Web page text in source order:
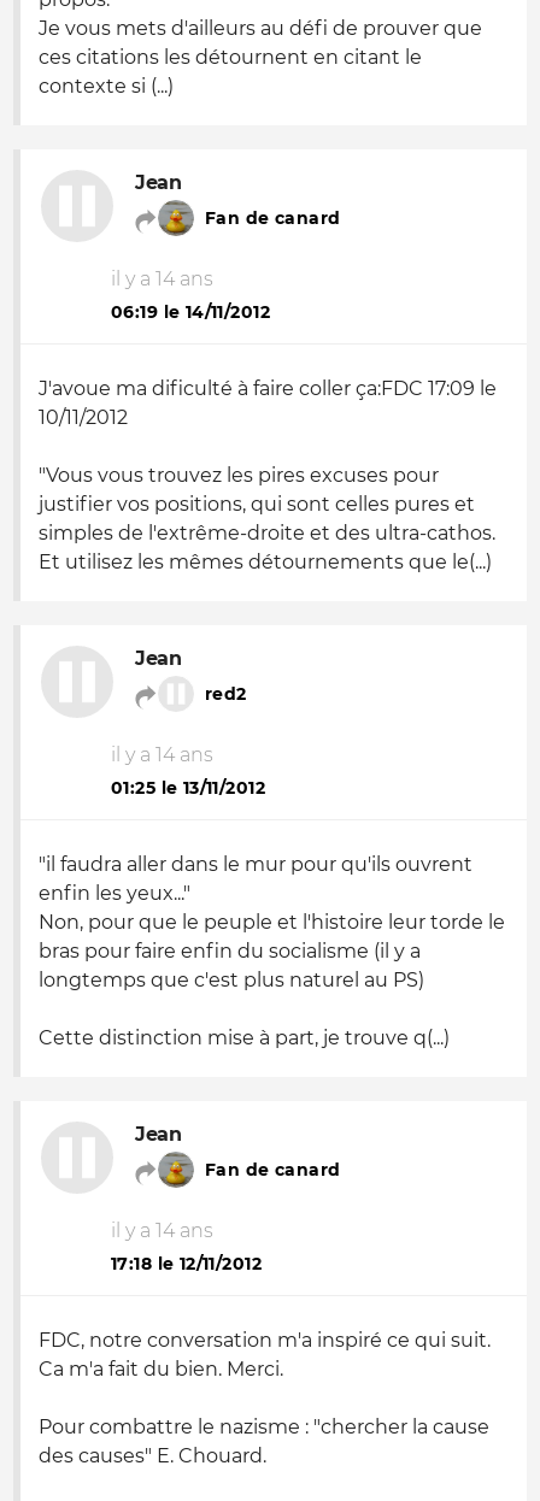
Je vous mets d'ailleurs au défi de prouver que
ces citations les détournent en citant le
contexte si (...)
Jean
Fan de canard
il y a 14 ans
06:19 le 14/11/2012
J'avoue ma dificulté à faire coller ça:FDC 17:09 le
10/11/2012
"Vous vous trouvez les pires excuses pour
justifier vos positions, qui sont celles pures et
simples de l'extrême-droite et des ultra-cathos.
Et utilisez les mêmes détournements que le(...)
Jean
red2
il y a 14 ans
01:25 le 13/11/2012
"il faudra aller dans le mur pour qu'ils ouvrent
enfin les yeux..."
Non, pour que le peuple et l'histoire leur torde le
bras pour faire enfin du socialisme (il y a
longtemps que c'est plus naturel au PS)
Cette distinction mise à part, je trouve q(...)
Jean
Fan de canard
il y a 14 ans
17:18 le 12/11/2012
FDC, notre conversation m'a inspiré ce qui suit.
Ca m'a fait du bien. Merci.
Pour combattre le nazisme : "chercher la cause
des causes" E. Chouard.